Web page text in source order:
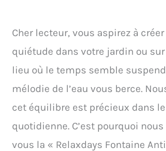
Cher lecteur, vous aspirez à
quiétude dans votre jardin ou
lieu où le temps semble
mélodie de l’eau vous berce.
cet équilibre est précieux dans
quotidienne. C’est pourquoi
vous la « Relaxdays Fontaine